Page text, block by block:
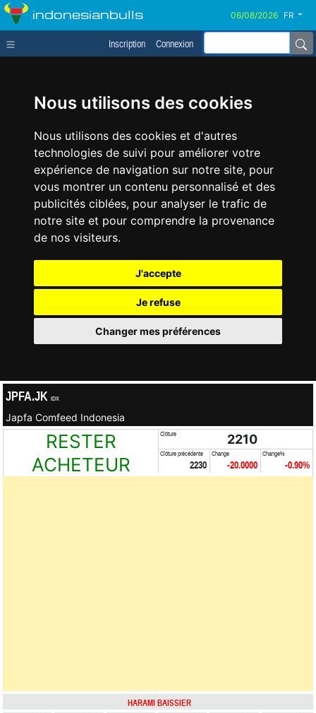
Nous utilisons des cookies
Nous utilisons des cookies et d'autres
technologies de suivi pour améliorer votre
expérience de navigation sur notre site, pour
vous montrer un contenu personnalisé et des
publicités ciblées, pour analyser le trafic de
notre site et pour comprendre la provenance
de nos visiteurs.
J'accepte
Je refuse
Changer mes préférences
indonesianbulls FR
Inscription Connexion
JPFA.JK IDX
Japfa Comfeed Indonesia
RESTER
ACHETEUR
Clôture 2210
Clôture précédente
2230
Change
-20.0000
Change%
-0.90%
HARAMI BAISSIER